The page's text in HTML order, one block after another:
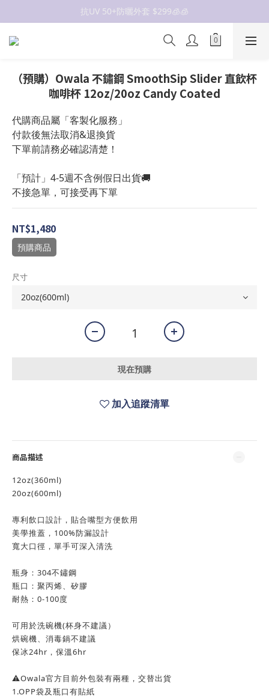
抗UV 50+防曬外套 $299🧊🧊
抗UV 50+防曬外套 $299🧊🧊
抗UV 50+防曬外套 $299🧊🧊
（預購）Owala 不鏽鋼 SmoothSip Slider 直飲杯
咖啡杯 12oz/20oz Candy Coated
代購商品屬「客製化服務」
付款後無法取消&退換貨
下單前請務必確認清楚！
「預計」4-5週不含例假日出貨🚚
不接急單，可接受再下單
NT$1,480
預購商品
尺寸
現在預購
加入追蹤清單
商品描述
12oz(360ml)
20oz(600ml)
專利飲口設計，貼合嘴型方便飲用
美學推蓋，100%防漏設計
寬大口徑，單手可深入清洗
瓶身：304不鏽鋼
瓶口：聚丙烯、矽膠
耐熱：0-100度
可用於洗碗機(杯身不建議）
烘碗機、消毒鍋不建議
保冰24hr，保溫6hr
⚠️Owala官方目前外包裝有兩種，交替出貨
1.OPP袋及瓶口有貼紙